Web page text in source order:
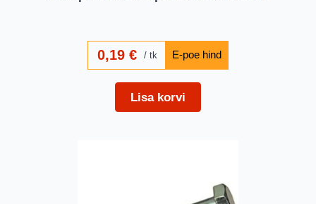
0,19€ tk
Lisa korvi